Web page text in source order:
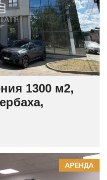
1300 м2,
АРЕНДА